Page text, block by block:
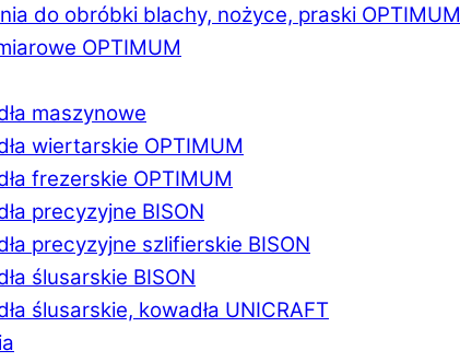
do obróbki blachy, nożyce, praski OPTIMUM
OPTIMUM
maszynowe
wiertarskie OPTIMUM
frezerskie OPTIMUM
precyzyjne BISON
precyzyjne szlifierskie BISON
ślusarskie BISON
ślusarskie, kowadła UNICRAFT